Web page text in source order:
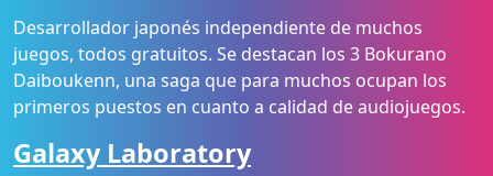
Desarrollador japonés independiente de muchos
juegos, todos gratuitos. Se destacan los 3 Bokurano
Daiboukenn, una saga que para muchos ocupan los
primeros puestos en cuanto a calidad de audiojuegos.
Galaxy Laboratory